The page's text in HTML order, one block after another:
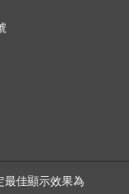
最佳顯示效果為